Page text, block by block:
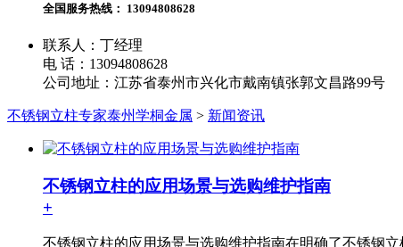
全国服务热线： 13094808628
联系人：丁经理
电 话：13094808628
公司地址：江苏省泰州市兴化市戴南镇张郭文昌路99号
不锈钢立柱专家泰州学桐金属 > 新闻资讯
不锈钢立柱的应用场景与选购维护指南
+
不锈钢立柱的应用场景与选购维护指南在明确了不锈钢